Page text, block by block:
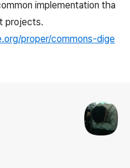
implementation tha
projects.
proper/commons-dige